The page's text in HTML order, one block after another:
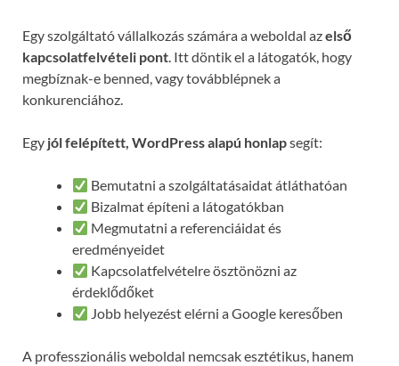
Egy szolgáltató vállalkozás számára a weboldal azelső
kapcsolatfelvételi pont. Itt döntik el a látogatók, hogy
megbíznak-e benned, vagy továbblépnek a
konkurenciához.
Egy jól felépített, WordPress alapú honlapsegít:
Bemutatni a szolgáltatásaidat átláthatóan
Bizalmat építeni a látogatókban
Megmutatni a referenciáidat és
eredményeidet
Kapcsolatfelvételre ösztönözni az
érdeklődőket
Jobb helyezést elérni a Google keresőben
A professzionális weboldal nemcsak esztétikus, hanem